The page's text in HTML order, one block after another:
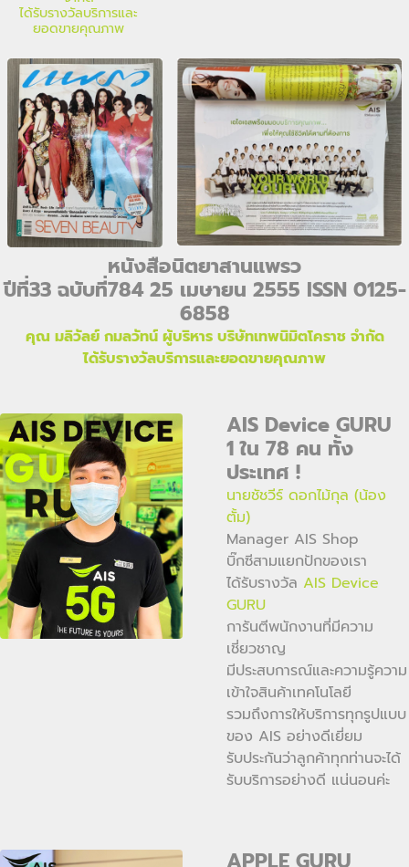
ได้รับรางวัลบริการและ
ยอดขายคุณภาพ
หนังสือนิตยาสานแพรว
ปีที่33 ฉบับที่784 25 เมษายน 2555 ISSN 0125-
6858
คุณ มลิวัลย์ กมลวัทน์ ผู้บริหาร บริษัทเทพนิมิตโคราช จำกัด
ได้รับรางวัลบริการและยอดขายคุณภาพ
AIS Device GURU
1 ใน 78 คน ทั้ง
ประเทศ !
นายชัชวีร์ ดอกไม้กุล (น้อง
ตั้ม)
Manager AIS Shop
บิ๊กซีสามแยกปักของเรา
ได้รับรางวัล AIS Device
GURU
การันตีพนักงานที่มีความ
เชี่ยวชาญ
มีประสบการณ์และความรู้ความ
เข้าใจสินค้าเทคโนโลยี
รวมถึงการให้บริการทุกรูปแบบ
ของ AIS อย่างดีเยี่ยม
รับประกันว่าลูกค้าทุกท่านจะได้
รับบริการอย่างดี แน่นอนค่ะ
APPLE GURU